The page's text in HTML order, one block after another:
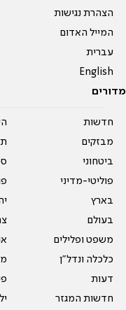
הצהרת נגישות
המייל האדום
עברית
English
מדורים
חדשות
מבזקים
ביטחוני
פוליטי-מדיני
בארץ
בעולם
משפט ופלילים
כלכלה ונדל"ן
דעות
חדשות המגזר